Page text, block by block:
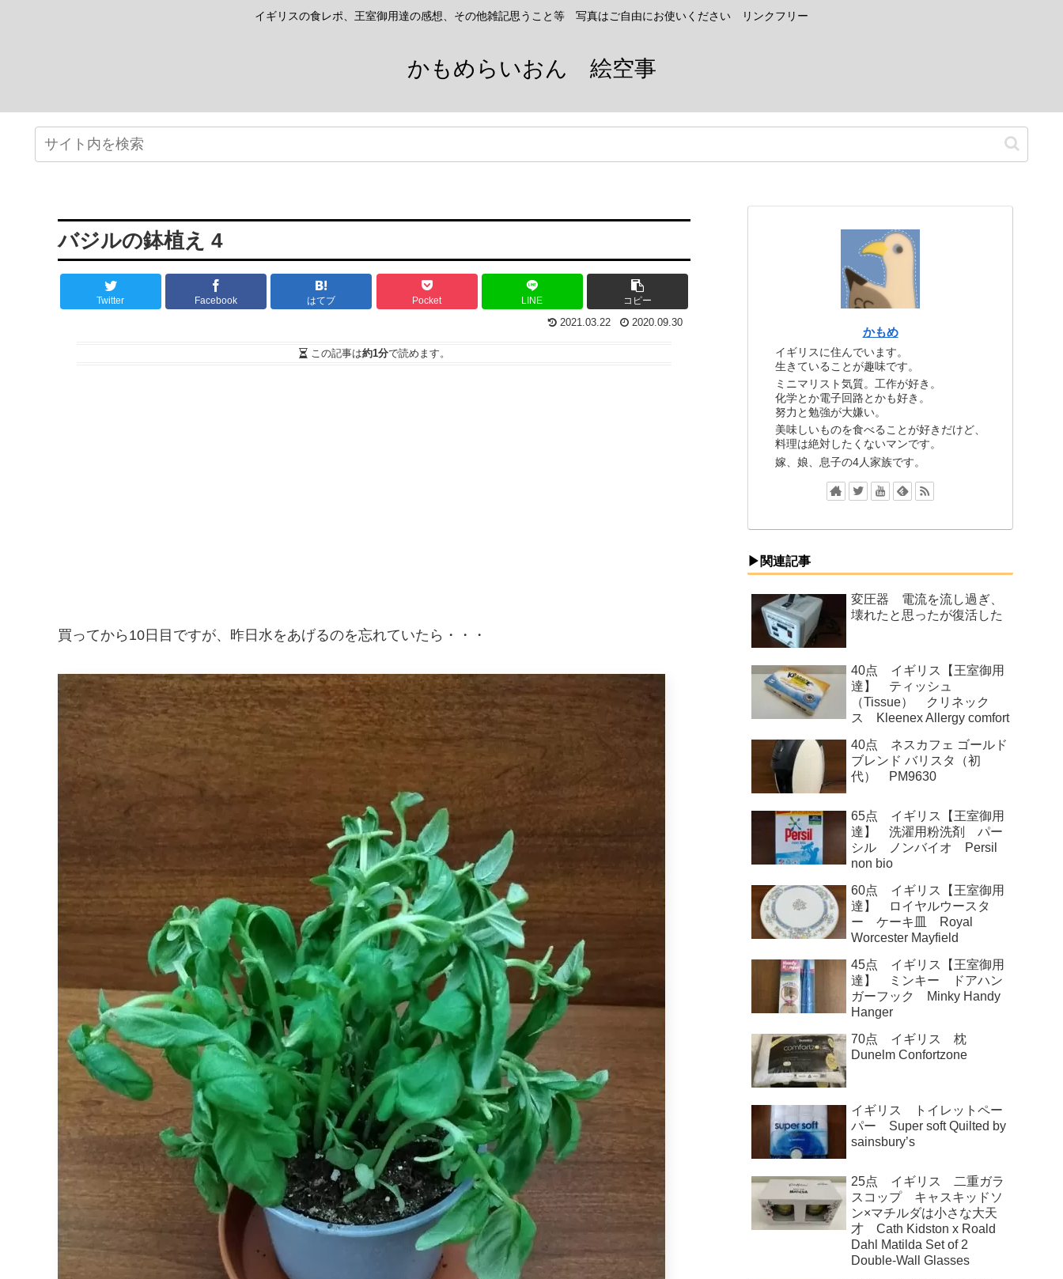
イギリスの食レポ、王室御用達の感想、その他雑記思うこと等 写真はご自由にお使いください リンクフリー
かもめらいおん 絵空事
バジルの鉢植え 4
Twitter Facebook はてブ Pocket LINE コピー
2021.03.22 2020.09.30
この記事は約1分で読めます。
買ってから10日目ですが、昨日水をあげるのを忘れていたら・・・
かもめ
イギリスに住んでいます。
生きていることが趣味です。
ミニマリスト気質。工作が好き。
化学とか電子回路とかも好き。
努力と勉強が大嫌い。
美味しいものを食べることが好きだけど、
料理は絶対したくないマンです。
嫁、娘、息子の4人家族です。
▶関連記事
変圧器 電流を流し過ぎ、
壊れたと思ったが復活した
40点 イギリス【王室御用
達】 ティッシュ
（Tissue） クリネック
ス Kleenex Allergy comfort
40点 ネスカフェ ゴールド
ブレンド バリスタ（初
代） PM9630
65点 イギリス【王室御用
達】 洗濯用粉洗剤 パー
シル ノンバイオ Persil
non bio
60点 イギリス【王室御用
達】 ロイヤルウースタ
ー ケーキ皿 Royal
Worcester Mayfield
45点 イギリス【王室御用
達】 ミンキー ドアハン
ガーフック Minky Handy
Hanger
70点 イギリス 枕
Dunelm Confortzone
イギリス トイレットペー
パー Super soft Quilted by
sainsbury’s
25点 イギリス 二重ガラ
スコップ キャスキッドソ
ン×マチルダは小さな大天
才 Cath Kidston x Roald
Dahl Matilda Set of 2
Double-Wall Glasses